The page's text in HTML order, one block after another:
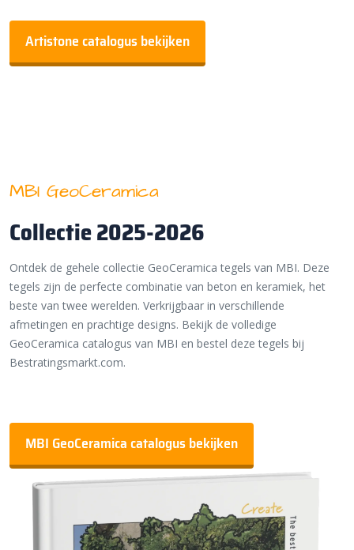
Artistone catalogus bekijken
MBI GeoCeramica
Collectie 2025-2026
Ontdek de gehele collectie GeoCeramica tegels van MBI. Deze
tegels zijn de perfecte combinatie van beton en keramiek, het
beste van twee werelden. Verkrijgbaar in verschillende
afmetingen en prachtige designs. Bekijk de volledige
GeoCeramica catalogus van MBI en bestel deze tegels bij
Bestratingsmarkt.com.
MBI GeoCeramica catalogus bekijken